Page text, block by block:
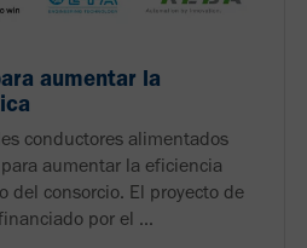
aumentar la
conductores alimentados
aumentar la eficiencia
del consorcio. El proyecto de
por el ...